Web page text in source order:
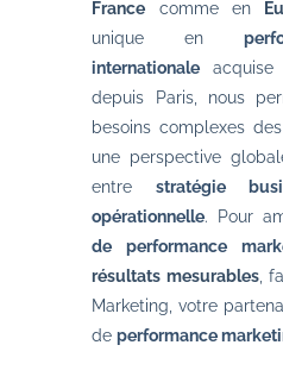
France comme en
unique en
internationale acquise
depuis Paris, nous
besoins complexes des
une perspective
entrestratégie
opérationnelle. Pour
de performance
résultats mesurables,
Marketing, votre
deperformance